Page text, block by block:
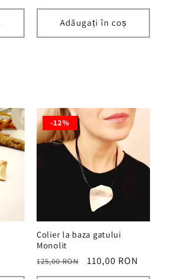
obișnuit redus
Adăugați în coș
-12%
Colier la baza gatului
Monolit
Preț
obișnuit
125,00 RON
Preț
redus
110,00 RON